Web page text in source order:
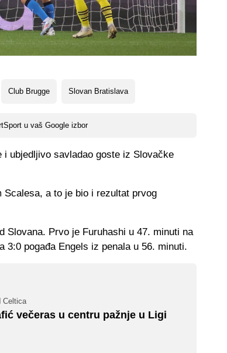
Club Brugge Slovan Bratislava
u vaš Google izbor
ubjedljivo savladao goste iz Slovačke
Scalesa, a to je bio i rezultat prvog
Slovana. Prvo je Furuhashi u 47. minuti na
3:0 pogađa Engels iz penala u 56. minuti.
Celtica
večeras u centru pažnje u Ligi